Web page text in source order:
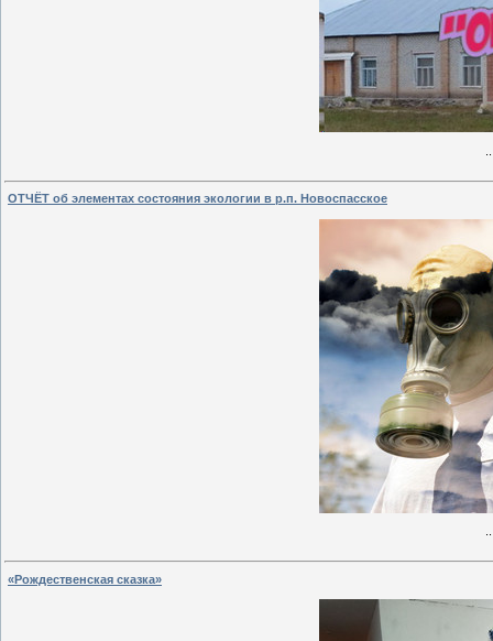
ОТЧЁТ об элементах состояния экологии в р.п. Новоспасское
«Рождественская сказка»